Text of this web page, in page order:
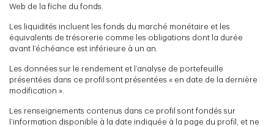
Web de la fiche du fonds.
Les liquidités incluent les fonds du marché monétaire et les
équivalents de trésorerie comme les obligations dont la durée
avant l’échéance est inférieure à un an.
Les données sur le rendement et l’analyse de portefeuille
présentées dans ce profil sont présentées « en date de la dernière
modification ».
Les renseignements contenus dans ce profil sont fondés sur
l’information disponible à la date indiquée à la page du profil, et ne